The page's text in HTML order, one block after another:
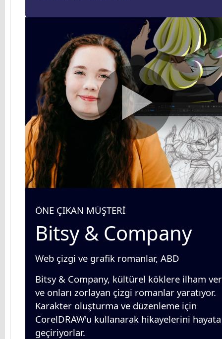
ÖNE ÇIKAN MÜŞTERİ
Bitsy & Company
Web çizgi ve grafik romanlar, ABD
Bitsy & Company, kültürel köklere ilham
ve onları zorlayan çizgi romanlar yaratıyor.
Karakter oluşturma ve düzenleme için
CorelDRAW'u kullanarak hikayelerini hayata
geçiriyorlar.